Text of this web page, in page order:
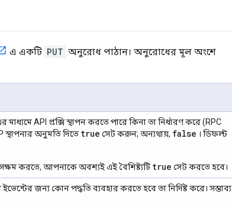
এ একটি PUT অনুরোধ পাঠান। অনুরোধের মূল অংশে
মাধ্যমে API প্রক্সি স্থাপন করতে পারে কিনা তা নির্ধারণ করে (RPC
স্থাপনার অনুমতি দিতে true সেট করুন; অন্যথায়, false । ডিফল্ট
সক্ষম করতে, আপনাকে অবশ্যই এই বৈশিষ্ট্যটি true সেট করতে হবে।
জন্য কোন পদ্ধতি ব্যবহার করতে হবে তা নির্দিষ্ট করে। সম্ভাব্য